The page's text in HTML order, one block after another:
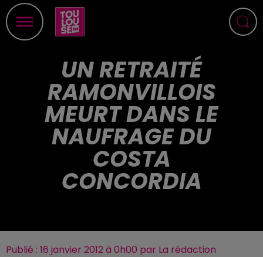
UN RETRAITÉ
RAMONVILLOIS
MEURT DANS LE
NAUFRAGE DU
COSTA
CONCORDIA
Publié : 16 janvier 2012 à 0h00 par La rédaction